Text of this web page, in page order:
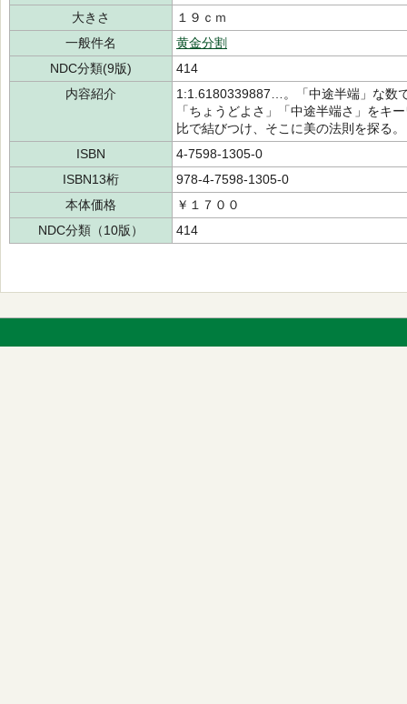
大きさ
１９ｃｍ
一般件名
黄金分割
NDC分類(9版)
414
内容紹介
1:1.6180339887…。「中途半端」な数
「ちょうどよさ」「中途半端さ」をキ
比で結びつけ、そこに美の法則を探る。
ISBN
4-7598-1305-0
ISBN13桁
978-4-7598-1305-0
本体価格
￥１７００
NDC分類（10版）
414